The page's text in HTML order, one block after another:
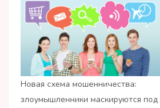
Новая схема мошенничества:
злоумышленники маскируются под